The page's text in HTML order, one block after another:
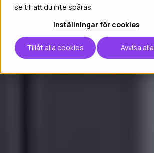
se till att du inte spåras.
Inställningar för cookies
Tillåt alla cookies Avvisa alla